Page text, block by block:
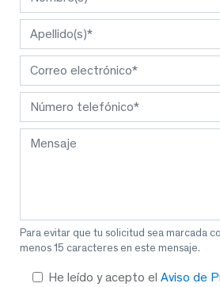
Para evitar que tu solicitud sea marcada
menos 15 caracteres en este mensaje.
He leído y acepto el Aviso de